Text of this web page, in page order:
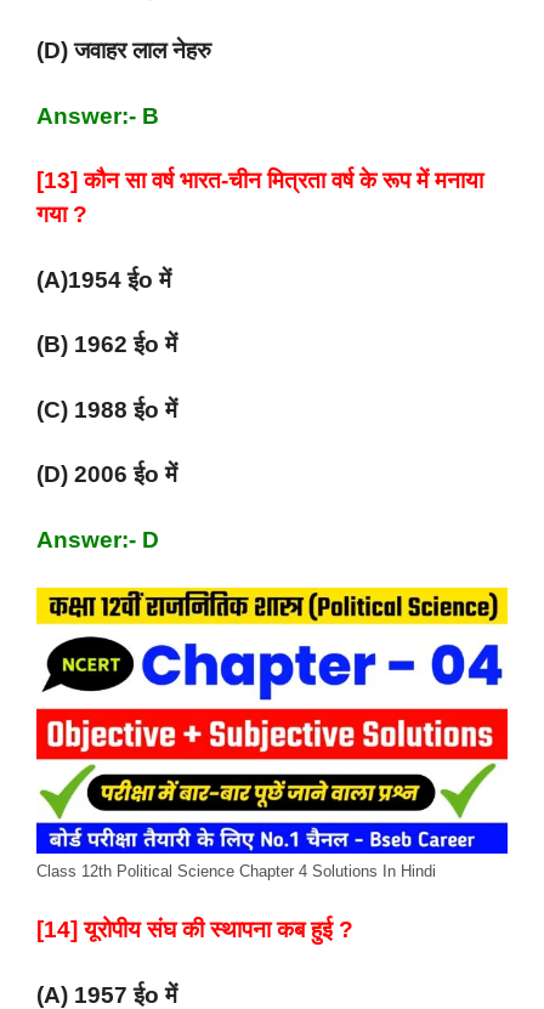
(D) जवाहर लाल नेहरु
Answer:- B
[13] कौन सा वर्ष भारत-चीन मित्रता वर्ष के रूप में मनाया
गया ?
(A)1954 ईo में
(B) 1962 ईo में
(C) 1988 ईo में
(D) 2006 ईo में
Answer:- D
Class 12th Political Science Chapter 4 Solutions In Hindi
[14] यूरोपीय संघ की स्थापना कब हुई ?
(A) 1957 ईo में